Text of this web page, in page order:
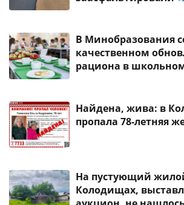
В Минобразования
качественном
рациона в
Найдена, жива: в
пропала 78-летняя
На пустующий
Колодищах,